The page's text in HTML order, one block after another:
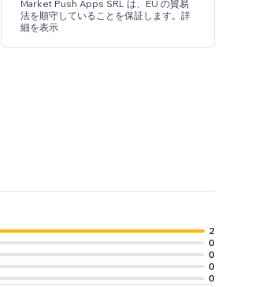
Market Push Apps SRL は、EU の貿易
法を順守していることを保証します。詳
細を表示
2
0
0
0
0